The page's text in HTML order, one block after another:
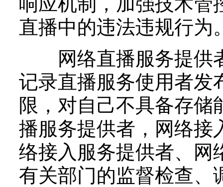
直播中的违法违规行为
网络直播服务提供
记录直播服务使用者发
限，对自己不具备存
播服务提供者，网络接
络接入服务提供者、网
有关部门的监督检查、